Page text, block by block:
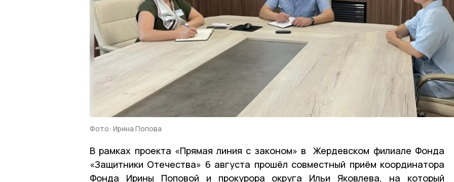
Фото: Ирина Попова
В рамках проекта «Прямая линия с законом» в Жердевском филиале Фонда
«Защитники Отечества» 6 августа прошёл совместный приём координатора
Фонда Ирины Поповой и прокурора округа Ильи Яковлева, на который